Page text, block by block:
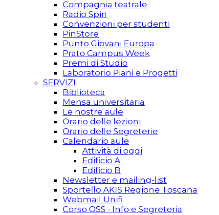
Compagnia teatrale
Radio Spin
Convenzioni per studenti
PinStore
Punto Giovani Europa
Prato Campus Week
Premi di Studio
Laboratorio Piani e Progetti
SERVIZI
Biblioteca
Mensa universitaria
Le nostre aule
Orario delle lezioni
Orario delle Segreterie
Calendario aule
Attività di oggi
Edificio A
Edificio B
Newsletter e mailing-list
Sportello AKIS Regione Toscana
Webmail Unifi
Corso OSS - Info e Segreteria